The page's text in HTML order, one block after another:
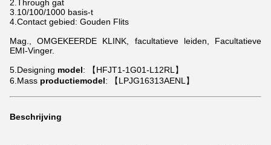
2.Through gat
3.10/100/1000 basis-t
4.Contact gebied: Gouden Flits
Mag., OMGEKEERDE KLINK, facultatieve leiden, Facultatieve
EMI-Vinger.
5.Designing model: 【HFJT1-1G01-L12RL】
6.Mass productiemodel: 【LPJG16313AENL】
Beschrijving